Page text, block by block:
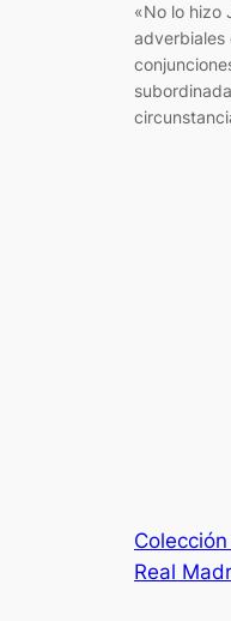
«No lo hizo
adverbiales
Real